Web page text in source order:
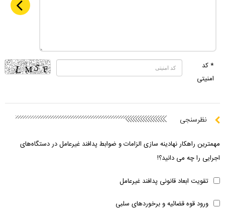
* کد
امنیتی
نظرسنجی
مهمترین راهکار نهادینه سازی الزامات و ضوابط پدافند غیرعامل در دستگاه‌های
اجرایی را چه می دانید؟!
تقویت ابعاد قانونی پدافند غیرعامل
ورود قوه قضائیه و برخوردهای سلبی